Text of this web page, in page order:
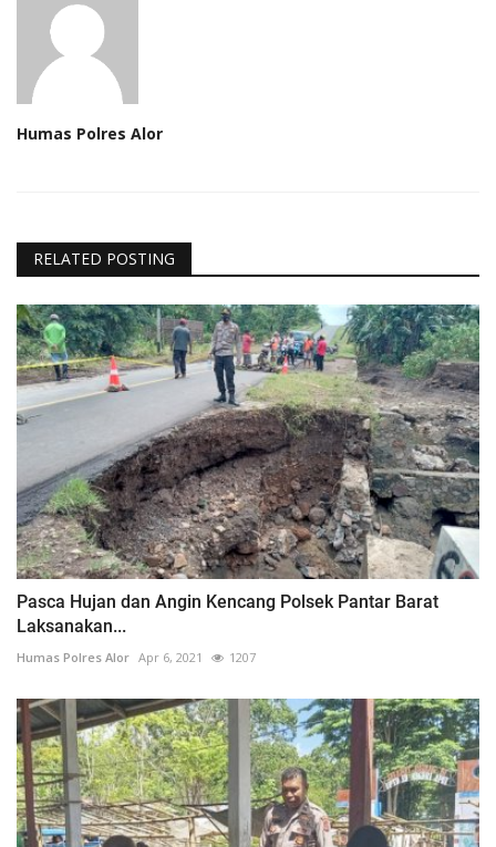
Humas Polres Alor
RELATED POSTING
Pasca Hujan dan Angin Kencang Polsek Pantar Barat
Laksanakan...
Humas Polres Alor Apr 6, 2021 1207